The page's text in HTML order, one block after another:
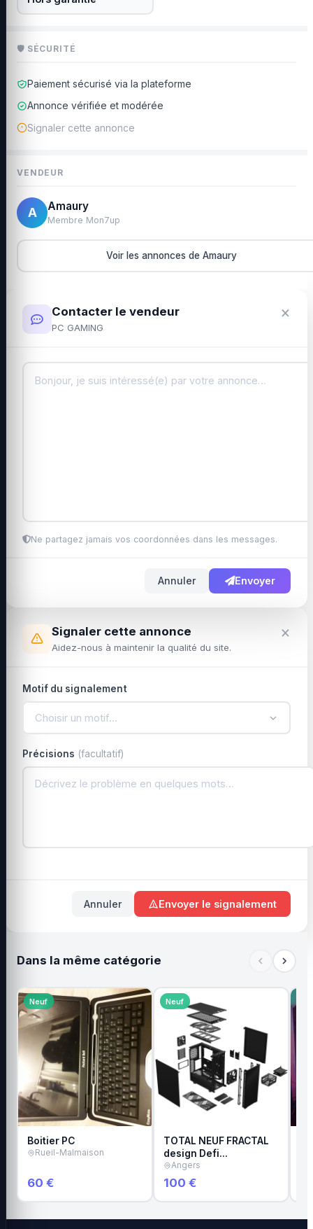
🛡 SÉCURITÉ
Paiement sécurisé via la plateforme
Annonce vérifiée et modérée
Signaler cette annonce
VENDEUR
A Amaury
Membre Mon7up
Voir les annonces de Amaury
Contacter le vendeur
PC GAMING
×
Ne partagez jamais vos coordonnées dans les messages.
Annuler Envoyer
Signaler cette annonce
Aidez-nous à maintenir la qualité du site.
×
Motif du signalement
Choisir un motif…
Précisions (facultatif)
Annuler Envoyer le signalement
Dans la même catégorie
Neuf
Boitier PC
Rueil-Malmaison
60 €
Neuf
TOTAL NEUF FRACTAL
design Defi…
Angers
100 €